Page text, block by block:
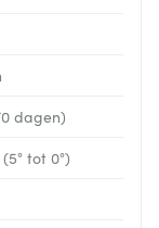
dagen)
tot 0°)